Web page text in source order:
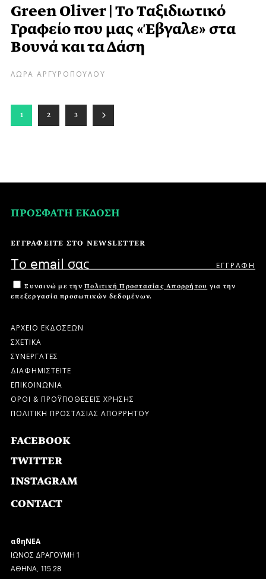
Green Oliver | To Ταξιδιωτικό
Γραφείο που μας «Έβγαλε» στα
Βουνά και τα Δάση
ΛΩΡΑ ΑΡΓΥΡΟΠΟΥΛΟΥ
1 2 3
ΠΡΟΣΦΑΤΗ ΕΚΔΟΣΗ
ΕΓΓΡΑΦΕΙΤΕ ΣΤΟ NEWSLETTER
Συναινώ με την Πολιτική Προστασίας Απορρήτου για την
επεξεργασία προσωπικών δεδομένων.
ΑΡΧΕΙΟ ΕΚΔΟΣΕΩΝ
ΣΧΕΤΙΚΑ
ΣΥΝΕΡΓΑΤΕΣ
ΔΙΑΦΗΜΙΣΤΕΙΤΕ
ΕΠΙΚΟΙΝΩΝΙΑ
ΟΡΟΙ & ΠΡΟΫΠΟΘΕΣΕΙΣ ΧΡΗΣΗΣ
ΠΟΛΙΤΙΚΗ ΠΡΟΣΤΑΣΙΑΣ ΑΠΟΡΡΗΤΟΥ
FACEBOOK
TWITTER
INSTAGRAM
CONTACT
αθηΝΕΑ
ΙΩΝΟΣ ΔΡΑΓΟΥΜΗ 1
ΑΘΗΝΑ, 115 28